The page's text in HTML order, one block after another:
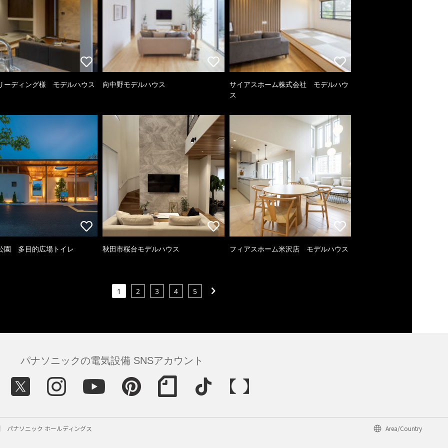
ーディング様 モデルハウス 向中野モデルハウス
サイアスホーム株式会社 モデルハウ
ス
園 多目的広場トイレ 秋田市桜台モデルハウス フィアスホーム米沢店 モデルハウス
1 2 3 4 5
パナソニックの電気設備 SNSアカウント
パナソニック ホールディングス Area/Country